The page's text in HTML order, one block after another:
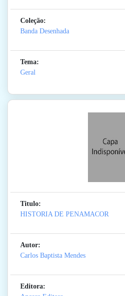
Coleção:
Banda Desenhada
Tema:
Geral
Titulo:
HISTORIA DE PENAMACOR
Autor:
Carlos Baptista Mendes
Editora: